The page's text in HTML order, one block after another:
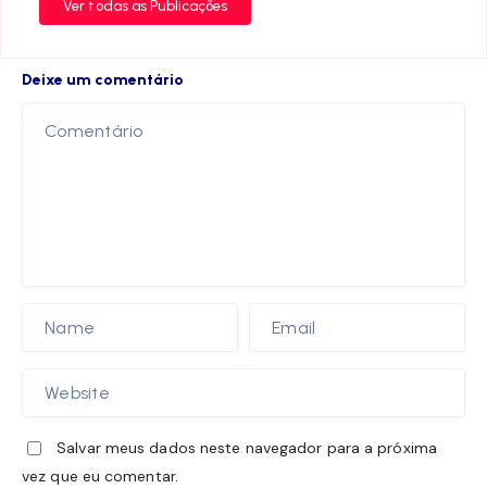
Ver todas as Publicações
Deixe um comentário
Salvar meus dados neste navegador para a próxima
vez que eu comentar.